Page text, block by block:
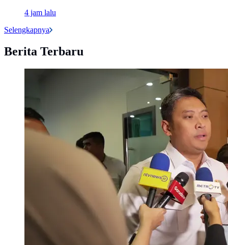
4 jam lalu
Selengkapnya
Berita Terbaru